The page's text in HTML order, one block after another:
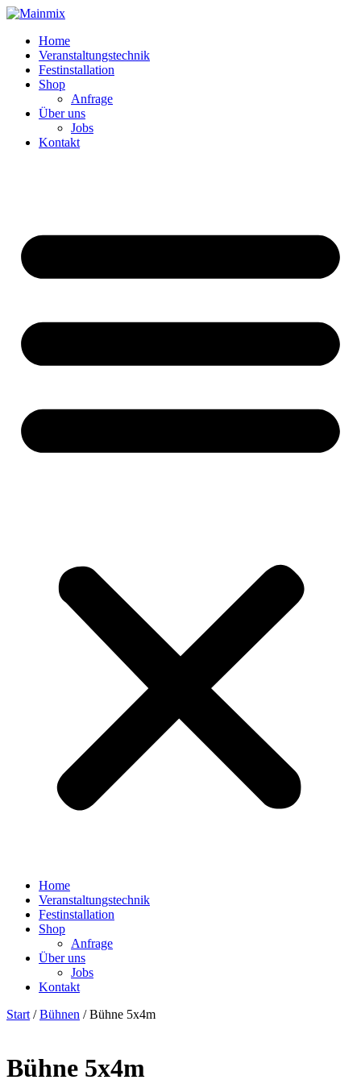
Zum
springenHome
Veranstaltungstechnik
Festinstallation
Shop
Anfrage
Über uns
Jobs
Kontakt
Home
Veranstaltungstechnik
Festinstallation
Shop
Anfrage
Über uns
Jobs
Kontakt
Start /Bühnen / Bühne 5x4m
Bühne 5x4m